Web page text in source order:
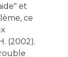
et
ce
(2002).